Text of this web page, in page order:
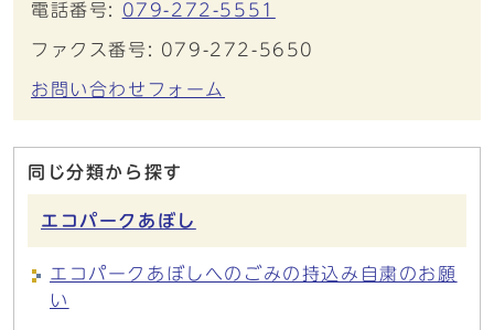
電話番号: 079-272-5551
ファクス番号: 079-272-5650
お問い合わせフォーム
同じ分類から探す
エコパークあぼし
エコパークあぼしへのごみの持込み自粛のお願
い